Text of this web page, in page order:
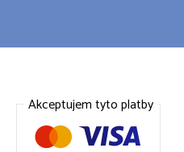
Akceptujem tyto platby